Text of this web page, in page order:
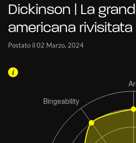
Dickinson | La
americana rivisitata
Postato il 02 Marzo, 2024